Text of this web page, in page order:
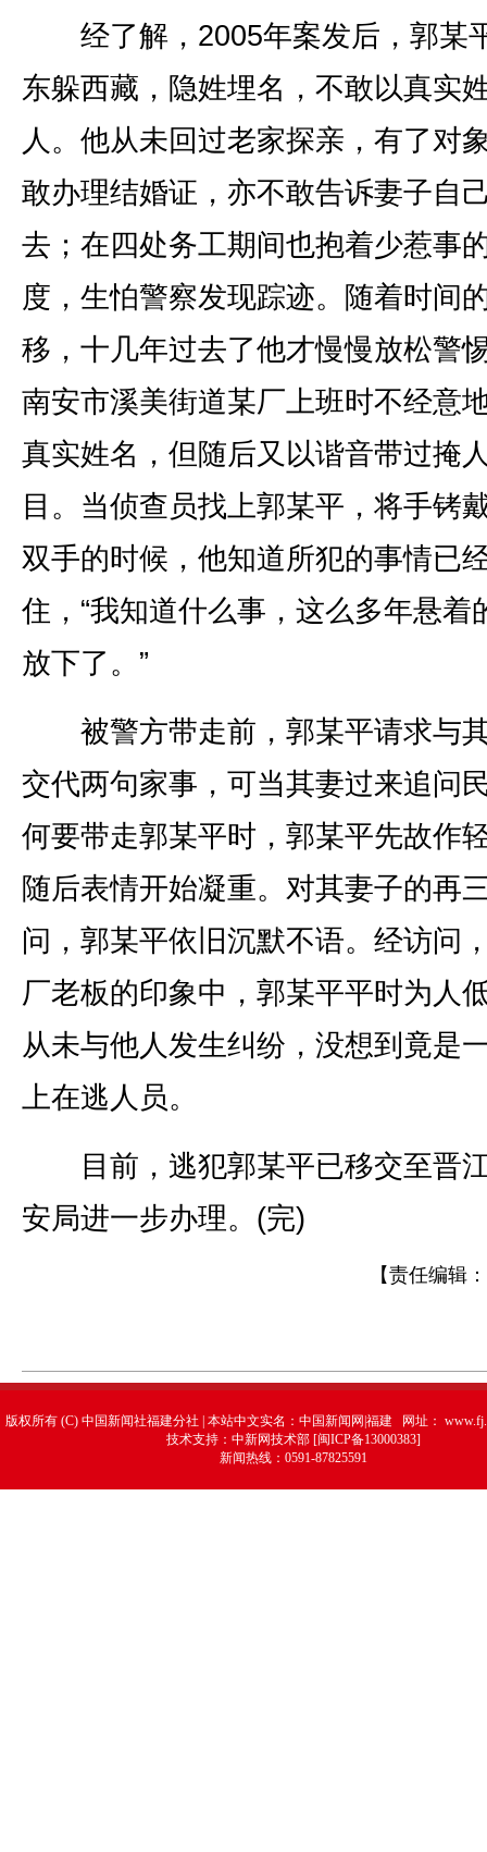
经了解，2005年案发后，郭某
东躲西藏，隐姓埋名，不敢以真实
人。他从未回过老家探亲，有了对
敢办理结婚证，亦不敢告诉妻子自
去；在四处务工期间也抱着少惹事
度，生怕警察发现踪迹。随着时间
移，十几年过去了他才慢慢放松警
南安市溪美街道某厂上班时不经意
真实姓名，但随后又以谐音带过掩
目。当侦查员找上郭某平，将手铐
双手的时候，他知道所犯的事情已
住，“我知道什么事，这么多年悬着
放下了。”
被警方带走前，郭某平请求与
交代两句家事，可当其妻过来追问
何要带走郭某平时，郭某平先故作
随后表情开始凝重。对其妻子的再
问，郭某平依旧沉默不语。经访问
厂老板的印象中，郭某平平时为人
从未与他人发生纠纷，没想到竟是
上在逃人员。
目前，逃犯郭某平已移交至晋
安局进一步办理。(完)
【责任编辑：
版权所有 (C) 中国新闻社福建分社 | 本站中文实名：中国新闻网|福建 网址：
技术支持：中新网技术部 [闽ICP备13000383]
新闻热线：0591-87825591